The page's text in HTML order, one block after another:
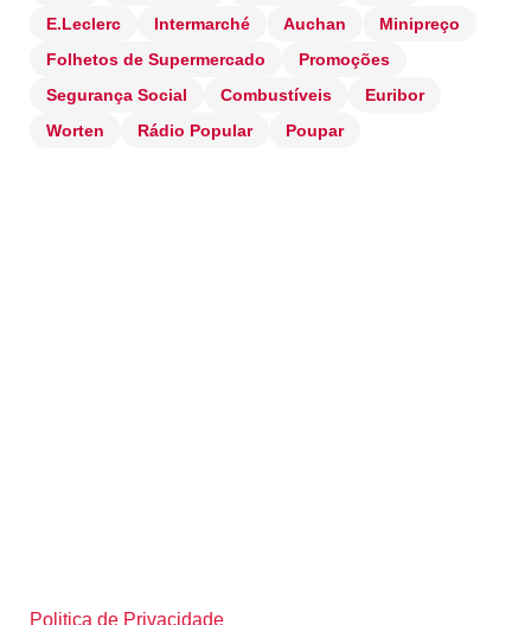
E.Leclerc
Intermarché Auchan
Minipreço
Folhetos de Supermercado
Promoções
Segurança Social
Combustíveis
Euribor
Worten
Rádio Popular Poupar
Politica de Privacidade